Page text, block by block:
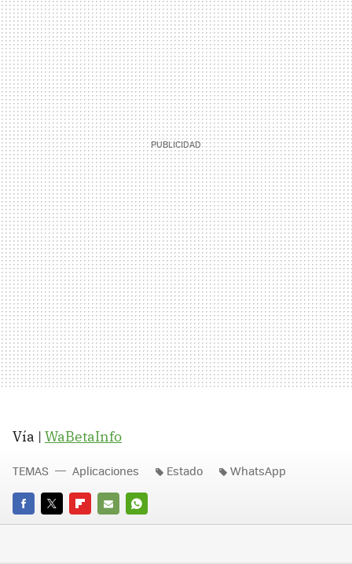
Vía | WaBetaInfo
FACEBOOK
TWITTERFLIPBOARD
E-
WHATSAPP
TEMAS Aplicaciones Estado WhatsApp